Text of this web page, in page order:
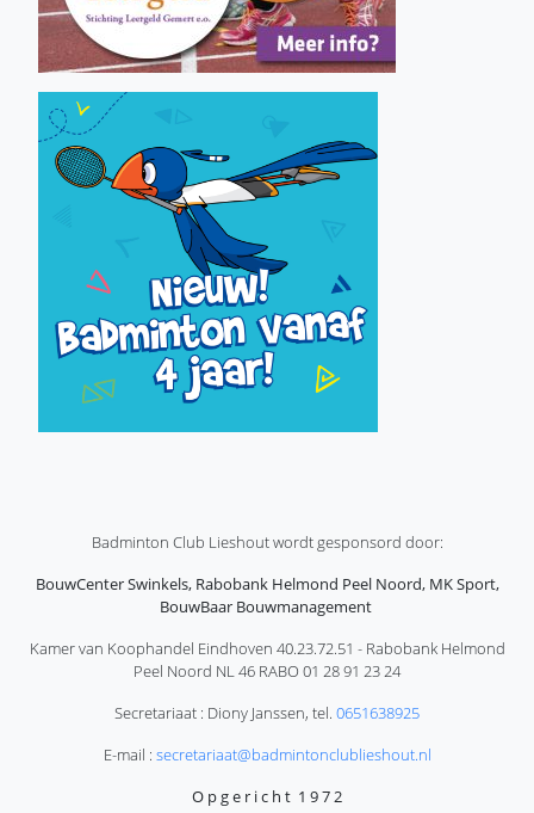
Badminton Club Lieshout wordt gesponsord door:
BouwCenter Swinkels, Rabobank Helmond Peel Noord, MK Sport,
BouwBaar Bouwmanagement
Kamer van Koophandel Eindhoven 40.23.72.51 - Rabobank Helmond
Peel Noord NL 46 RABO 01 28 91 23 24
Secretariaat : Diony Janssen, tel. 0651638925
E-mail : secretariaat@badmintonclublieshout.nl
O p g e r i c h t 1 9 7 2